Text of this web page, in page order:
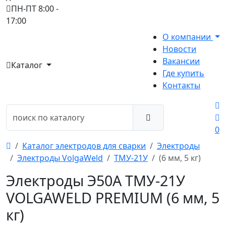
ПН-ПТ 8:00 -
17:00
Каталог
О компании
Новости
Вакансии
Где купить
Контакты
0
Каталог электродов для сварки
Электроды
Электроды VolgaWeld
ТМУ-21У (6 мм, 5 кг)
Электроды Э50А ТМУ-21У
VOLGAWELD PREMIUM (6 мм, 5
кг)